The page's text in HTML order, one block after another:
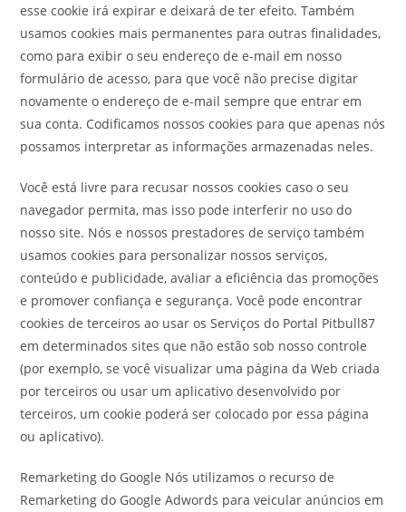
esse cookie irá expirar e deixará de ter efeito. Também
usamos cookies mais permanentes para outras finalidades,
como para exibir o seu endereço de e-mail em nosso
formulário de acesso, para que você não precise digitar
novamente o endereço de e-mail sempre que entrar em
sua conta. Codificamos nossos cookies para que apenas nós
possamos interpretar as informações armazenadas neles.
Você está livre para recusar nossos cookies caso o seu
navegador permita, mas isso pode interferir no uso do
nosso site. Nós e nossos prestadores de serviço também
usamos cookies para personalizar nossos serviços,
conteúdo e publicidade, avaliar a eficiência das promoções
e promover confiança e segurança. Você pode encontrar
cookies de terceiros ao usar os Serviços do Portal Pitbull87
em determinados sites que não estão sob nosso controle
(por exemplo, se você visualizar uma página da Web criada
por terceiros ou usar um aplicativo desenvolvido por
terceiros, um cookie poderá ser colocado por essa página
ou aplicativo).
Remarketing do Google Nós utilizamos o recurso de
Remarketing do Google Adwords para veicular anúncios em